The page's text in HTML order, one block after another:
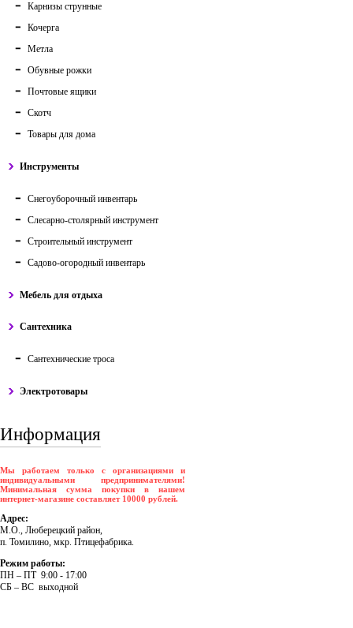
Карнизы струнные
Кочерга
Метла
Обувные рожки
Почтовые ящики
Скотч
Товары для дома
Инструменты
Снегоуборочный инвентарь
Слесарно-столярный инструмент
Строительный инструмент
Садово-огородный инвентарь
Мебель для отдыха
Сантехника
Сантехнические троса
Электротовары
Информация
Мы работаем только с организациями и
индивидуальными предпринимателями!
Минимальная сумма покупки в нашем
интернет-магазине составляет 10000 рублей.
Адрес:
М.О., Люберецкий район,
п. Томилино, мкр. Птицефабрика.
Режим работы:
ПH – ПT 9:00 - 17:00
CБ – BC выходной